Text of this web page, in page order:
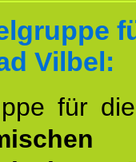
Vilbel:
für die